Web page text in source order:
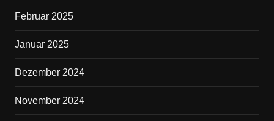
Februar 2025
Januar 2025
Dezember 2024
November 2024